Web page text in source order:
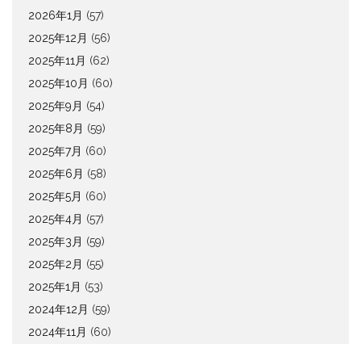
2026年1月 (57)
2025年12月 (56)
2025年11月 (62)
2025年10月 (60)
2025年9月 (54)
2025年8月 (59)
2025年7月 (60)
2025年6月 (58)
2025年5月 (60)
2025年4月 (57)
2025年3月 (59)
2025年2月 (55)
2025年1月 (53)
2024年12月 (59)
2024年11月 (60)